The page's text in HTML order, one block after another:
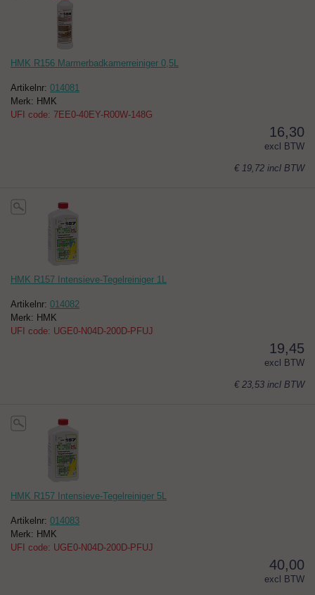
HMK R156 Marmerbadkamerreiniger 0,5L
Artikelnr: 014081
Merk: HMK
UFI code: 7EE0-40EY-R00W-148G
16,30
excl BTW
€ 19,72 incl BTW
HMK R157 Intensieve-Tegelreiniger 1L
Artikelnr: 014082
Merk: HMK
UFI code: UGE0-N04D-200D-PFUJ
19,45
excl BTW
€ 23,53 incl BTW
HMK R157 Intensieve-Tegelreiniger 5L
Artikelnr: 014083
Merk: HMK
UFI code: UGE0-N04D-200D-PFUJ
40,00
excl BTW